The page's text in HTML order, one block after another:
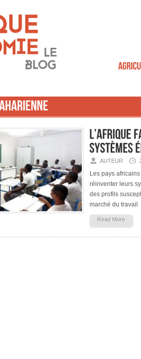
AUTEUR
Les pays
réinventer leurs
des profils
marché du travail
Read More